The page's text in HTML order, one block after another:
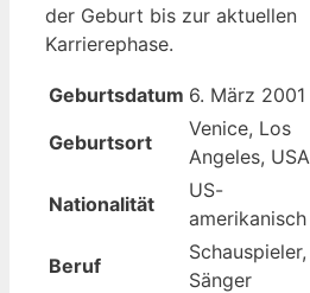
der Geburt bis zur aktuellen
Karrierephase.
Geburtsdatum 6. März 2001
Geburtsort
Venice, Los
Angeles, USA
Nationalität
US-
amerikanisch
Beruf
Schauspieler,
Sänger